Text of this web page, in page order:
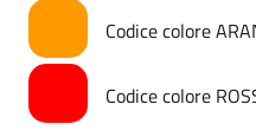
Codice colore
Codice colore